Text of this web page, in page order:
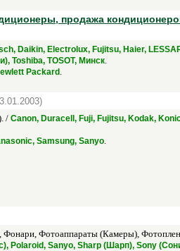
продажа
Daikin, Electrolux, Fujitsu, Haier,
Toshiba, TOSOT, Минск.
Packard .
/ Canon, Duracell, Fuji, Fujitsu, Kodak,
Samsung, Sanyo.
Фотоаппараты (Камеры),
Polaroid, Sanyo, Sharp (Шарп), Sony